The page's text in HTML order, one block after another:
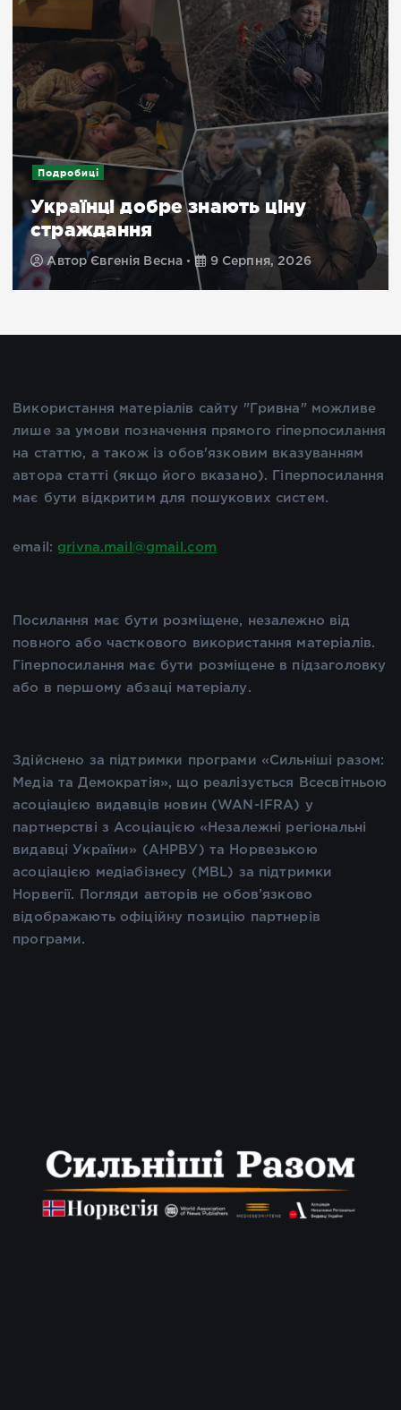
Подробиці
Українці добре знають ціну
страждання
Автор Євгенія Весна 9 Серпня, 2026
Використання матеріалів сайту "Гривна" можливе
лише за умови позначення прямого гіперпосилання
на статтю, а також із обов'язковим вказуванням
автора статті (якщо його вказано). Гіперпосилання
має бути відкритим для пошукових систем.
email: grivna.mail@gmail.com
Посилання має бути розміщене, незалежно від
повного або часткового використання матеріалів.
Гіперпосилання має бути розміщене в підзаголовку
або в першому абзаці матеріалу.
Здійснено за підтримки програми «Сильніші разом:
Медіа та Демократія», що реалізується Всесвітньою
асоціацією видавців новин (WAN-IFRA) у
партнерстві з Асоціацією «Незалежні регіональні
видавці України» (АНРВУ) та Норвезькою
асоціацією медіабізнесу (MBL) за підтримки
Норвегії. Погляди авторів не обов’язково
відображають офіційну позицію партнерів
програми.